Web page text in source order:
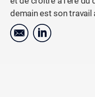
demain est son travail